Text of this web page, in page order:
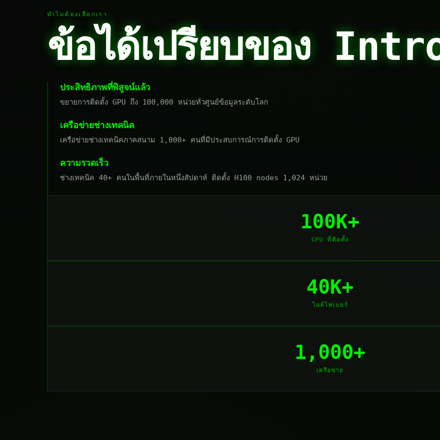
ทำไมต้องเลือกเรา
ข้อได้เปรียบของ
ประสิทธิภาพที่พิสูจน์แล้ว
ขยายการติดตั้ง GPU ถึง 100,000 หน่วยทั่วศูนย์ข้อมูลระดับโลก
เครือข่ายช่างเทคนิค
เครือข่ายช่างเทคนิคภาคสนาม 1,000+ คนที่มีประสบการณ์การติดตั้ง GPU
ความรวดเร็ว
ช่างเทคนิค 40+ คนในพื้นที่ภายในหนึ่งสัปดาห์ ติดตั้ง H100 nodes 1,024 หน่วย
100K+
GPU ที่ติดตั้ง
40K+
ไมล์ไฟเบอร์
1,000+
เครือข่าย